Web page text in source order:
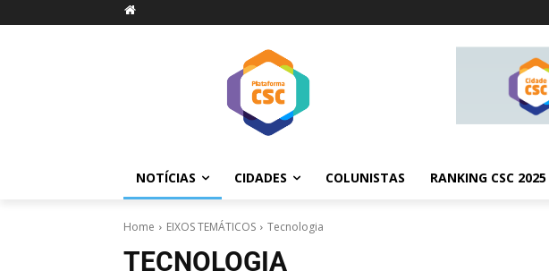
NOTÍCIAS CIDADES COLUNISTAS RANKING CSC 2025
Home EIXOS TEMÁTICOS Tecnologia
TECNOLOGIA